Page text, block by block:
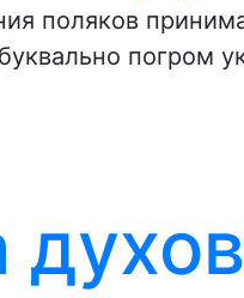
поляков
погром